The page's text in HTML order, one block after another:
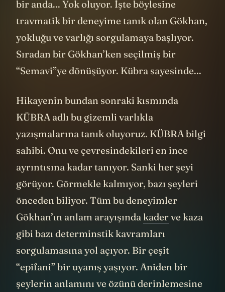
bir anda... Yok oluyor. İşte böylesine
travmatik bir deneyime tanık olan Gökhan,
yokluğu ve varlığı sorgulamaya başlıyor.
Sıradan bir Gökhan’ken seçilmiş bir
Hikayenin bundan sonraki kısmında
KÜBRA adlı bu gizemli varlıkla
yazışmalarına tanık oluyoruz. KÜBRA bilgi
sahibi. Onu ve çevresindekileri en ince
ayrıntısına kadar tanıyor. Sanki her şeyi
görüyor. Görmekle kalmıyor, bazı şeyleri
önceden biliyor. Tüm bu deneyimler
Gökhan’ın anlam arayışındakader
gibi bazı determinstik kavramları
sorgulamasına yol açıyor. Bir çeşit
“epifani” bir uyanış yaşıyor. Aniden bir